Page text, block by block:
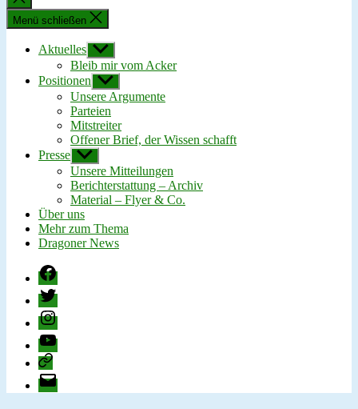
schließen
Menü schließen
Aktuelles Untermenü
anzeigen
Bleib mir vom Acker
Positionen Untermenü
anzeigen
Unsere Argumente
Parteien
Mitstreiter
Offener Brief, der Wissen schafft
Presse Untermenü
anzeigen
Unsere Mitteilungen
Berichterstattung – Archiv
Material – Flyer & Co.
Über uns
Mehr zum Thema
Dragoner News
Facebook
Twitter
Instagram
YouTube
change.org
E-
Mail